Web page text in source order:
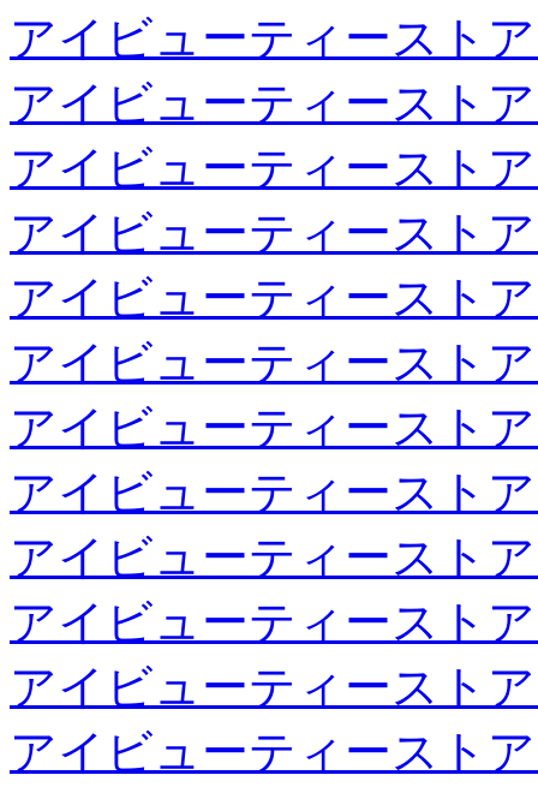
アイビューティースト
アイビューティースト
アイビューティースト
アイビューティースト
アイビューティースト
アイビューティースト
アイビューティースト
アイビューティースト
アイビューティースト
アイビューティースト
アイビューティースト
アイビューティースト